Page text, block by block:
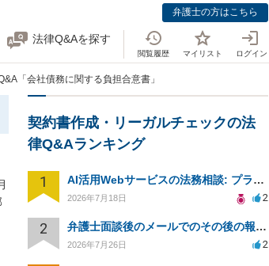
弁護士の方はこちら
法律Q&Aを探す
閲覧履歴 マイリスト ログイン
「会社債務に関する負担合意書」
契約書作成・リーガルチェックの法
律Q&Aランキング
1 AI活用Webサービスの法務相談: プライバシーや未成年対応など
2026年7月18日 2
2 弁護士面談後のメールでのその後の報告は無料になるが、弁護士として興味ありますか？
2026年7月26日 2